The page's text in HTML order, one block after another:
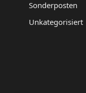
Sonderposten
Unkategorisiert